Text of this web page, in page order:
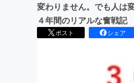
変わりません。でも人は
４年間のリアルな奮戦記
ポスト シェア